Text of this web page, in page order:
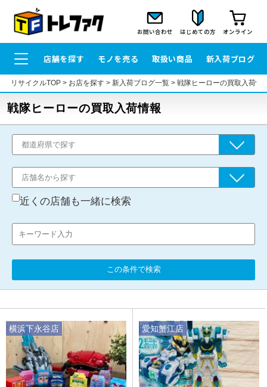
お問い合わせ はじめての方 オンライン
店舗を探す モノを売る 取扱い商品 新入荷ブログ
リサイクルTOP> お店を探す> 新入荷ブログ一覧> 戦隊ヒーローの買取入荷情
戦隊ヒーローの買取入荷情報
近くの店舗も一緒に検索
この条件で検索
横浜下永谷店 愛知蟹江店